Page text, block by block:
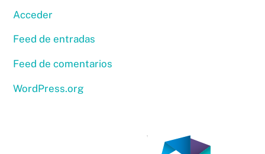
Acceder
Feed de entradas
Feed de comentarios
WordPress.org